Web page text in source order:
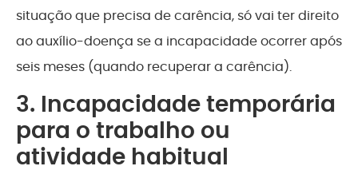
situação que precisa de carência, só vai ter direito
ao auxílio-doença se a incapacidade ocorrer após
seis meses (quando recuperar a carência).
3. Incapacidade temporária
para o trabalho ou
atividade habitual